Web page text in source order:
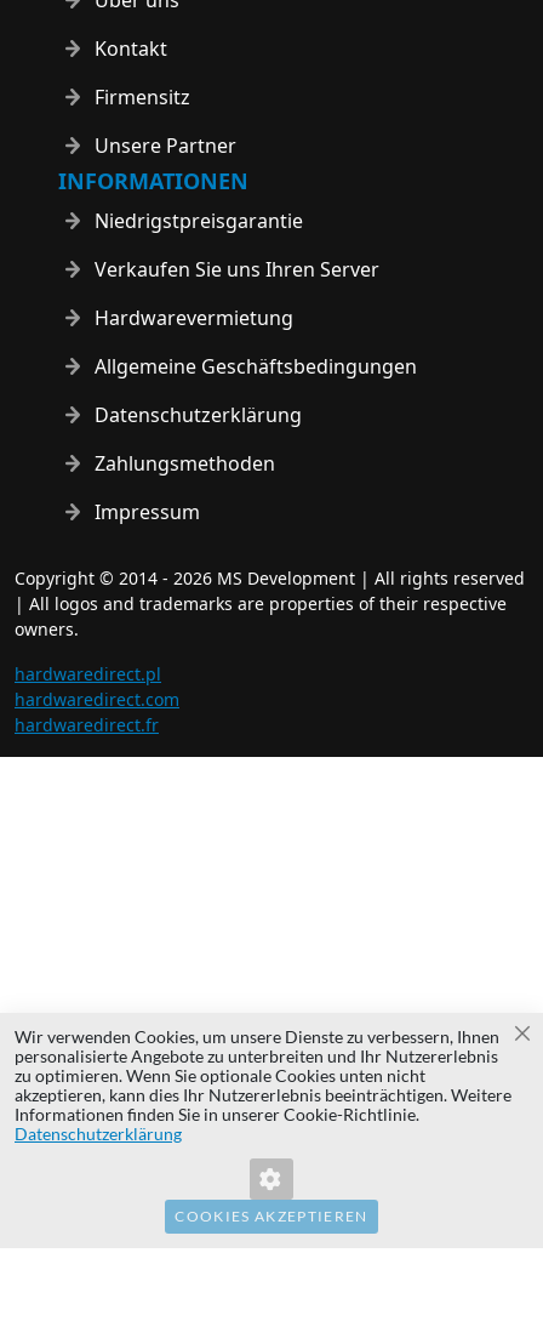
Kontaktieren Sie uns!
Die Beschaffungsabteilung ist von
Montag bis Freitag von 10:00 bis
18:00 Uhr erreichbar.
Kontakt
Kontakt
Firmensitz
Unsere Partner
INFORMATIONEN
Niedrigstpreisgarantie
Verkaufen Sie uns Ihren Server
Hardwarevermietung
Allgemeine Geschäftsbedingungen
Datenschutzerklärung
Zahlungsmethoden
Impressum
Copyright © 2014 - 2026 MS Development | All rights reserved
| All logos and trademarks are properties of their respective
owners.
hardwaredirect.pl
hardwaredirect.com
hardwaredirect.fr
Wir verwenden Cookies, um unsere Dienste zu verbessern, Ihnen
personalisierte Angebote zu unterbreiten und Ihr Nutzererlebnis
zu optimieren. Wenn Sie optionale Cookies unten nicht
akzeptieren, kann dies Ihr Nutzererlebnis beeinträchtigen. Weitere
Informationen finden Sie in unserer Cookie-Richtlinie.
Datenschutzerklärung
COOKIES AKZEPTIEREN